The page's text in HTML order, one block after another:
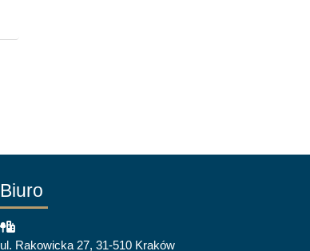
Biuro
ul. Rakowicka 27, 31-510 Kraków